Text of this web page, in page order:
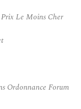
Le Moins Cher
Ordonnance Forum